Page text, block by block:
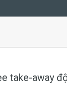
take-away